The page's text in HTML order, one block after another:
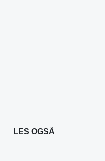
LES OGSÅ